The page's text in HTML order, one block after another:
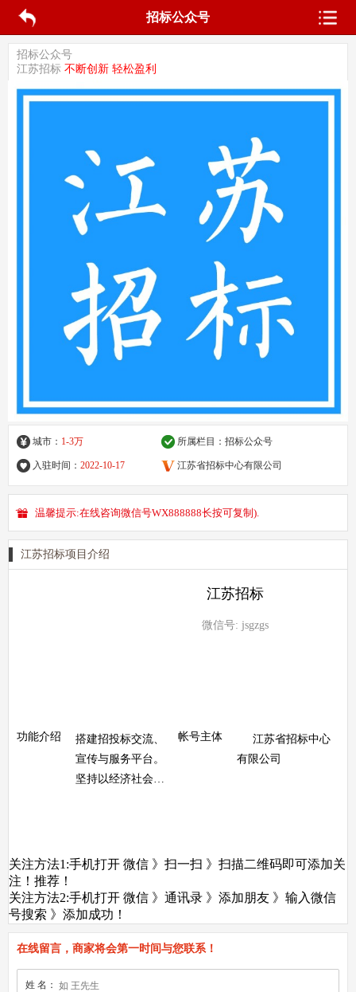
招标公众号
招标公众号
江苏招标 不断创新 轻松盈利
城市： 1-3万 所属栏目：招标公众号
入驻时间： 2022-10-17 江苏省招标中心有限公司
温馨提示:在线咨询微信号WX888888长按可复制).
江苏招标项目介绍
江苏招标
微信号: jsgzgs
功能介绍
搭建招投标交流、
宣传与服务平台。
坚持以经济社会发
革为己任，倾力服
业、服务企业。
帐号主体
江苏省招标中心
有限公司
关注方法1:手机打开 微信 》扫一扫 》扫描二维码即可添加关
注！推荐！
关注方法2:手机打开 微信 》通讯录 》添加朋友 》输入微信
号搜索 》添加成功！
在线留言，商家将会第一时间与您联系！
姓 名：